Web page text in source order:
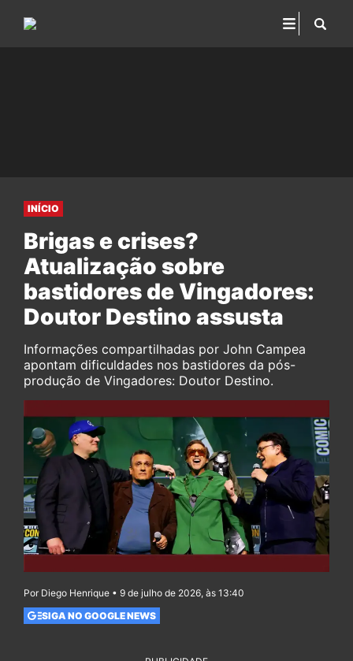
INÍCIO
Brigas e crises?
Atualização sobre
bastidores de Vingadores:
Doutor Destino assusta
Informações compartilhadas por John Campea
apontam dificuldades nos bastidores da pós-
produção de Vingadores: Doutor Destino.
Por Diego Henrique • 9 de julho de 2026, às 13:40
SIGA NO GOOGLE NEWS